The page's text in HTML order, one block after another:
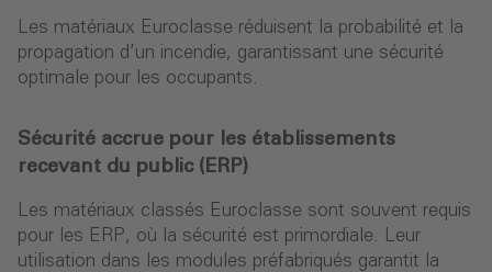
Les matériaux Euroclasse réduisent la probabilité et la
propagation d’un incendie, garantissant une sécurité
optimale pour les occupants.
Sécurité accrue pour les établissements
recevant du public (ERP)
Les matériaux classés Euroclasse sont souvent requis
pour les ERP, où la sécurité est primordiale. Leur
utilisation dans les modules préfabriqués garantit la